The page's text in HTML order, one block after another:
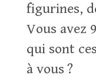
figurines,
Vous avez
qui sont
à vous ?